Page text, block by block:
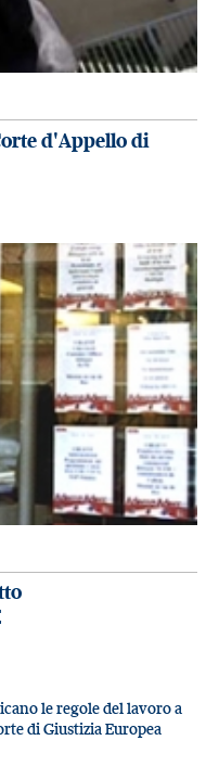
d'Appello di
le regole del lavoro a
di Giustizia Europea